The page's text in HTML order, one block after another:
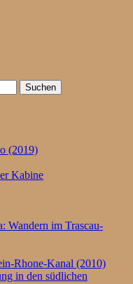
(2019)
Kabine
Wandern im Trascau-
Rhone-Kanal (2010)
in den südlichen